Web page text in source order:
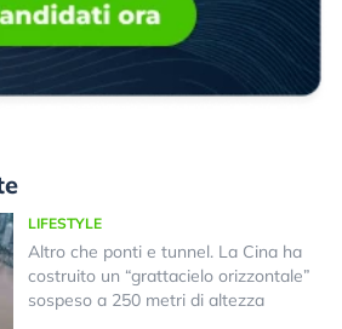
LIFESTYLE
Altro che ponti e tunnel. La Cina ha
costruito un “grattacielo orizzontale”
sospeso a 250 metri di altezza